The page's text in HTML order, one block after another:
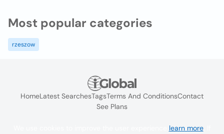
Most popular categories
rzeszow
HomeLatest SearchesTagsTerms And ConditionsContact
See Plans
learn more. If